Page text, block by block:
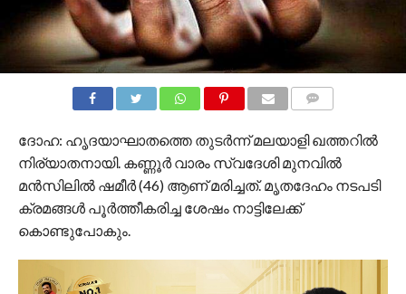
ദോഹ: ഹൃദയാഘാതത്തെ തുടർന്ന് മലയാളി ഖത്തറിൽ
നിര്യാതനായി. കണ്ണൂർ വാരം സ്വദേശി മുനവിൽ
മൻസിലിൽ ഷമീർ (46) ആണ് മരിച്ചത്. മൃതദേഹം നടപടി
ക്രമങ്ങൾ പൂർത്തീകരിച്ച ശേഷം നാട്ടിലേക്ക്
കൊണ്ടുപോകും.